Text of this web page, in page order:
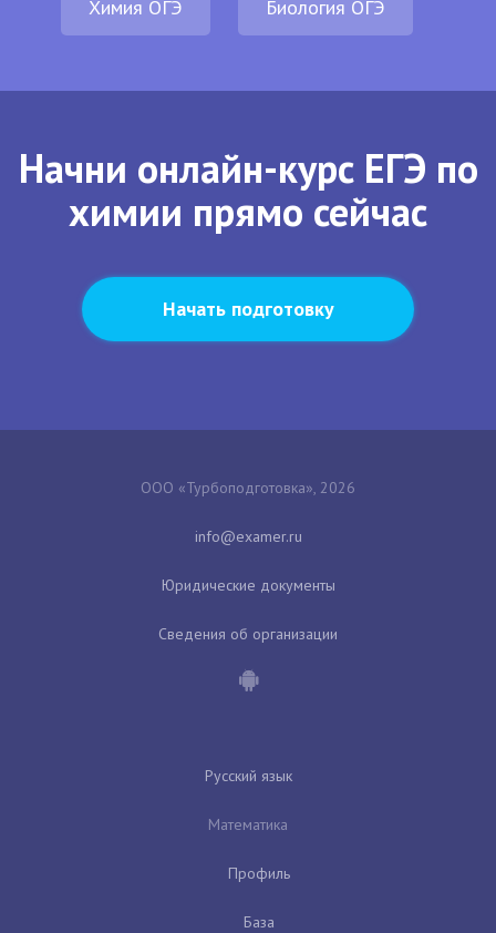
Химия ОГЭ Биология ОГЭ
Начни онлайн-курс ЕГЭ по
химии прямо сейчас
Начать подготовку
ООО «Турбоподготовка», 2026
Юридические документы
Сведения об организации
Русский язык
Математика
Профиль
База